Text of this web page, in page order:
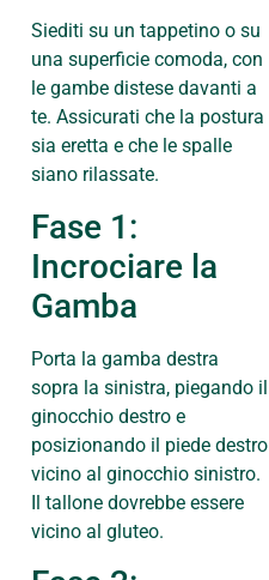
Siediti su un tappetino o su
una superficie comoda, con
le gambe distese davanti a
te. Assicurati che la postura
sia eretta e che le spalle
siano rilassate.
Fase 1:
Incrociare la
Gamba
Porta la gamba destra
sopra la sinistra, piegando il
ginocchio destro e
posizionando il piede destro
vicino al ginocchio sinistro.
Il tallone dovrebbe essere
vicino al gluteo.